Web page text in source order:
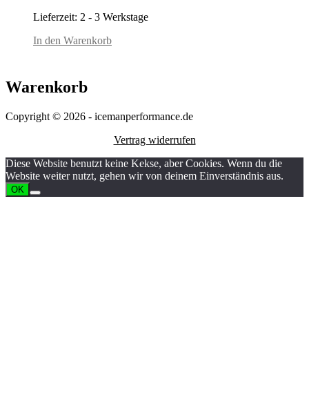
Lieferzeit: 2 - 3 Werkstage
In den Warenkorb
Warenkorb
Copyright © 2026 - icemanperformance.de
Vertrag widerrufen
Diese Website benutzt keine Kekse, aber Cookies. Wenn du die
Website weiter nutzt, gehen wir von deinem Einverständnis aus.
OK